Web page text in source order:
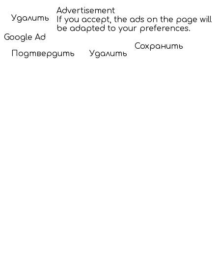
Удалить
Advertisement
If you accept, the ads on the page will
be adapted to your preferences.
Google Ad
Подтвердить
Удалить
Сохранить